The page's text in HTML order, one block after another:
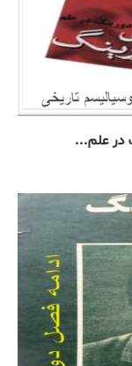
در علم...